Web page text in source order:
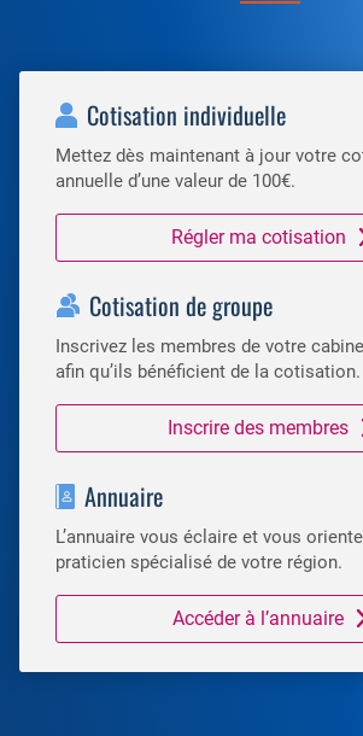
Cotisation individuelle
Mettez dès maintenant à jour votre
annuelle d’une valeur de 100€.
Régler ma cotisation
Cotisation de groupe
Inscrivez les membres de votre
afin qu’ils bénéficient de la cotisation.
Inscrire des membres
Annuaire
L’annuaire vous éclaire et vous
praticien spécialisé de votre région.
Accéder à l’annuaire